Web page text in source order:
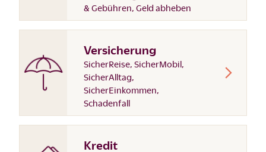
& Gebühren, Geld abheben
Versicherung
SicherReise, SicherMobil,
SicherAlltag,
SicherEinkommen,
Schadenfall
Kredit